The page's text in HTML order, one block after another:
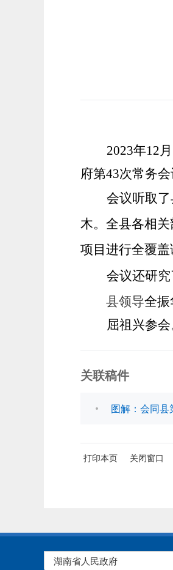
2023年12
府第43次常务会
会议听取了
木。全县各相
项目进行全覆盖
会议还研究
县领导全振
屈祖兴参会
关联稿件
图解：会同
打印本页 关闭窗口
湖南省人民政府